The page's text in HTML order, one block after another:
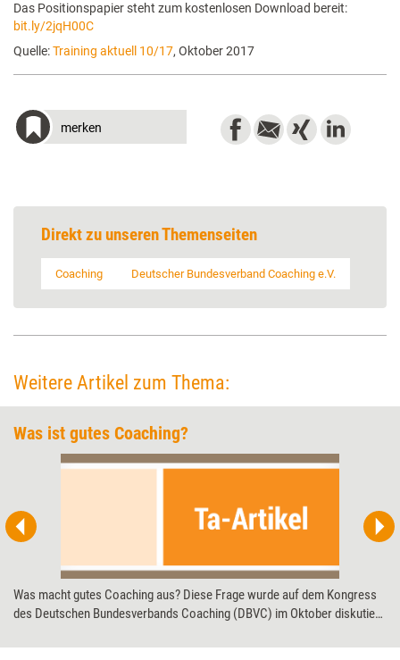
Das Positionspapier steht zum kostenlosen Download bereit:
bit.ly/2jqH00C
Quelle:Training aktuell 10/17, Oktober 2017
merken
Direkt zu unseren Themenseiten
Coaching Deutscher Bundesverband Coaching e.V.
Weitere Artikel zum Thema:
Was ist gutes Coaching?
Was macht gutes Coaching aus? Diese Frage wurde auf dem Kongress
des Deutschen Bundesverbands Coaching (DBVC) im Oktober diskutiert.
DBVC-Sachverständigenrat veröffentlicht hatte. Training aktuell fragte